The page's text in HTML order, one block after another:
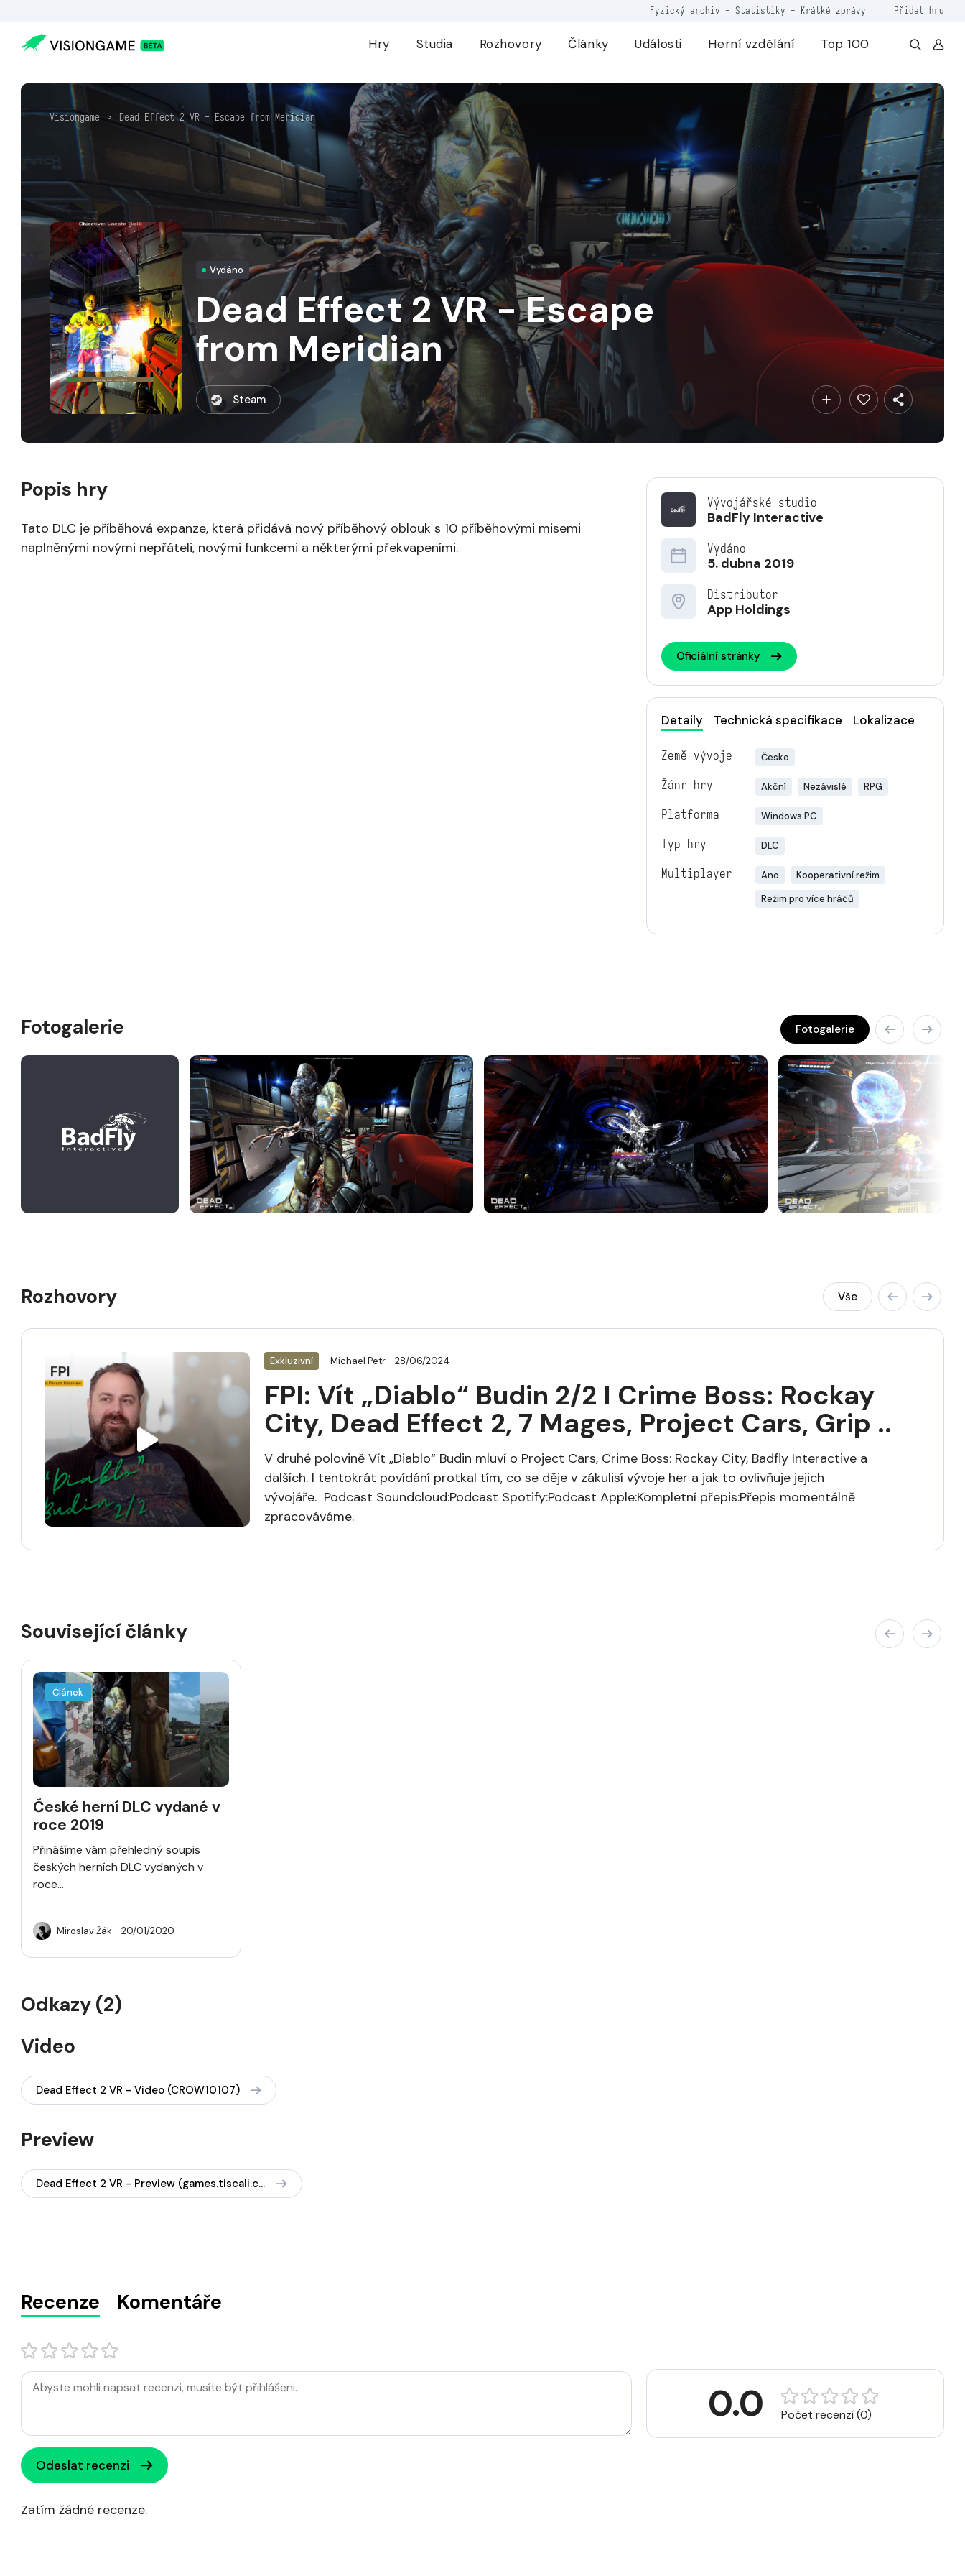
Fyzický archiv - Statistiky - Krátké zprávy Přidat hru
Hry Studia Rozhovory Články Události Herní vzdělání Top 100
Visiongame > Dead Effect 2 VR - Escape from Meridian
Vydáno
Dead Effect 2 VR - Escape
from Meridian
Steam
Vývojářské studio
BadFly Interactive
Vydáno
5. dubna 2019
Distributor
App Holdings
Oficiální stránky
Detaily Technická specifikace Lokalizace
Země vývoje Česko
Žánr hry Akční Nezávislé RPG
Platforma Windows PC
Typ hry DLC
Multiplayer Ano
Kooperativní režim
Režim pro více hráčů
Popis hry
Tato DLC je příběhová expanze, která přidává nový příběhový oblouk s 10 příběhovými misemi
naplněnými novými nepřáteli, novými funkcemi a některými překvapeními.
Fotogalerie Fotogalerie
Rozhovory Vše
Exkluzivní Michael Petr - 28/06/2024
FPI: Vít „Diablo“ Budin 2/2 I Crime Boss: Rockay
City, Dead Effect 2, 7 Mages, Project Cars, Grip ..
V druhé polovině Vít „Diablo“ Budin mluví o Project Cars, Crime Boss: Rockay City, Badfly Interactive a
dalších. I tentokrát povídání protkal tím, co se děje v zákulisí vývoje her a jak to ovlivňuje jejich
vývojáře. Podcast Soundcloud:Podcast Spotify:Podcast Apple:Kompletní přepis:Přepis momentálně
zpracováváme.
Související články
Článek
České herní DLC vydané v
roce 2019
Přinášíme vám přehledný soupis
českých herních DLC vydaných v
roce...
Miroslav Žák - 20/01/2020
Odkazy (2)
Video
Dead Effect 2 VR - Video (CROW10107)
Preview
Dead Effect 2 VR - Preview (games.tiscali.cz, Patrik Hajda)
Recenze Komentáře
Odeslat recenzi
Zatím žádné recenze.
0.0 Počet recenzí (0)